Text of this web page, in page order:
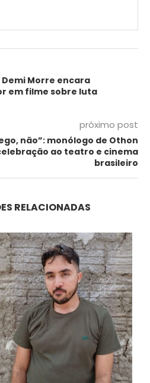
Demi Morre encara
em filme sobre luta
próximo post
não”: monólogo de Othon
ao teatro e cinema
brasileiro
RELACIONADAS